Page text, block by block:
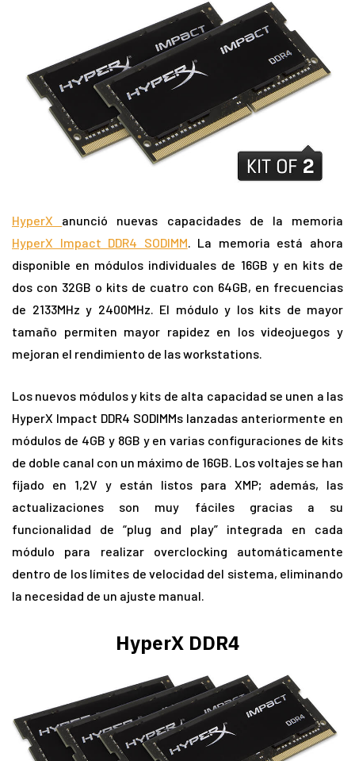
HyperX anunció nuevas capacidades de la memoria
HyperX Impact DDR4 SODIMM . La memoria está ahora
disponible en módulos individuales de 16GB y en kits de
dos con 32GB o kits de cuatro con 64GB, en frecuencias
de 2133MHz y 2400MHz. El módulo y los kits de mayor
tamaño permiten mayor rapidez en los videojuegos y
mejoran el rendimiento de las workstations.
Los nuevos módulos y kits de alta capacidad se unen a las
HyperX Impact DDR4 SODIMMs lanzadas anteriormente en
módulos de 4GB y 8GB y en varias configuraciones de kits
de doble canal con un máximo de 16GB. Los voltajes se han
fijado en 1,2V y están listos para XMP; además, las
actualizaciones son muy fáciles gracias a su
funcionalidad de “plug and play” integrada en cada
módulo para realizar overclocking automáticamente
dentro de los límites de velocidad del sistema, eliminando
la necesidad de un ajuste manual.
HyperX DDR4